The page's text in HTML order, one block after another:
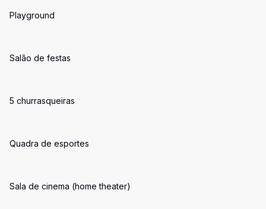
Playground
Salão de festas
5 churrasqueiras
Quadra de esportes
Sala de cinema (home theater)